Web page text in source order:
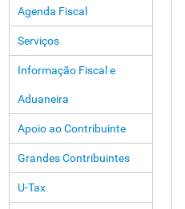
Agenda Fiscal
Serviços
Informação Fiscal e
Aduaneira
Apoio ao Contribuinte
Grandes Contribuintes
U-Tax